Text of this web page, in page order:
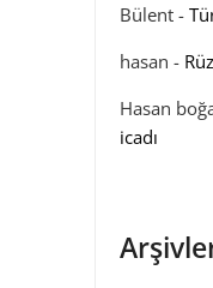
Bülent-
hasan -
Hasan
icadı